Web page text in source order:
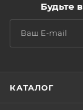
Будьте
КАТАЛОГ